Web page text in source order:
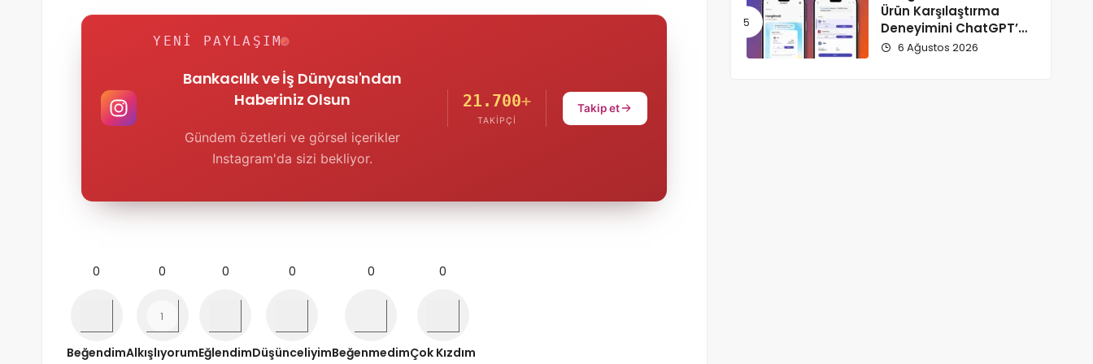
YENI PAYLAŞIM
Bankacılık ve İş Dünyası'ndan
Haberiniz Olsun
Gündem özetleri ve görsel içerikler
Instagram'da sizi bekliyor.
21.700+
TAKIPÇI
Takip et
0
Beğendim
0
Alkışlıyorum
0
Eğlendim
0
Düşünceliyim
0
Beğenmedim
0
Çok Kızdım
Ürün Karşılaştırma
Deneyimini ChatGPT’ye
Taşıdı!
6 Ağustos 2026